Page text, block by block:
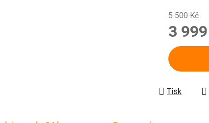
5 500 Kč
3
Měrná cena:
Tisk